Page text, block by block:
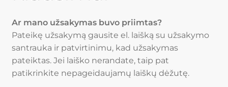
Ar mano užsakymas buvo priimtas?
Pateikę užsakymą gausite el. laišką su užsakymo
santrauka ir patvirtinimu, kad užsakymas
pateiktas. Jei laiško nerandate, taip pat
patikrinkite nepageidaujamų laiškų dėžutę.